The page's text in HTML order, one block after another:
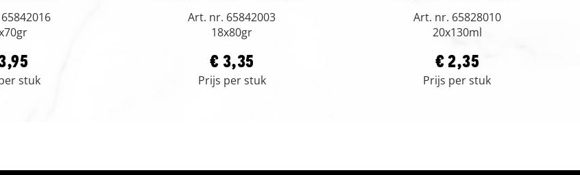
stuk
Art. nr. 65842003
18x80gr
€ 3,35
Prijs per stuk
Art. nr. 65828010
20x130ml
€ 2,35
Prijs per stuk